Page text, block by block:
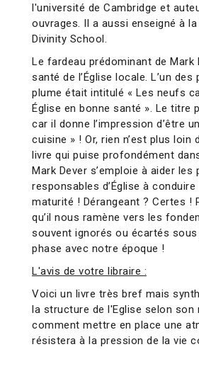
l'université de Cambridge et
ouvrages. Il a aussi enseigné à
Divinity School.
Le fardeau prédominant de Mark
santé de l’Église locale. L’un
plume était intitulé « Les neufs
Église en bonne santé ». Le titre
car il donne l’impression d’être
cuisine » ! Or, rien n’est plus loin
livre qui puise profondément
Mark Dever s’emploie à aider les
responsables d’Église à
maturité ! Dérangeant ? Certes !
qu’il nous ramène vers les
souvent ignorés ou écartés
phase avec notre époque !
L'avis de votre libraire :
Voici un livre très bref mais
la structure de l'Eglise selon son
comment mettre en place une
résistera à la pression de la vie